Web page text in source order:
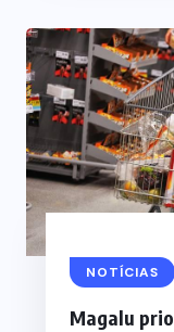
NOTÍCIAS
Magalu